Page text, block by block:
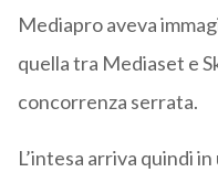
Mediapro aveva
quella tra Mediaset e
concorrenza serrata.
L’intesa arriva quindi